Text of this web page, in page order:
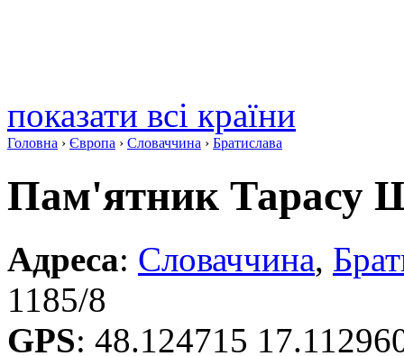
показати всі країни
Головна › Європа › Словаччина › Братислава
Пам'ятник Тарасу
Адреса: Словаччина,
1185/8
GPS: 48.124715